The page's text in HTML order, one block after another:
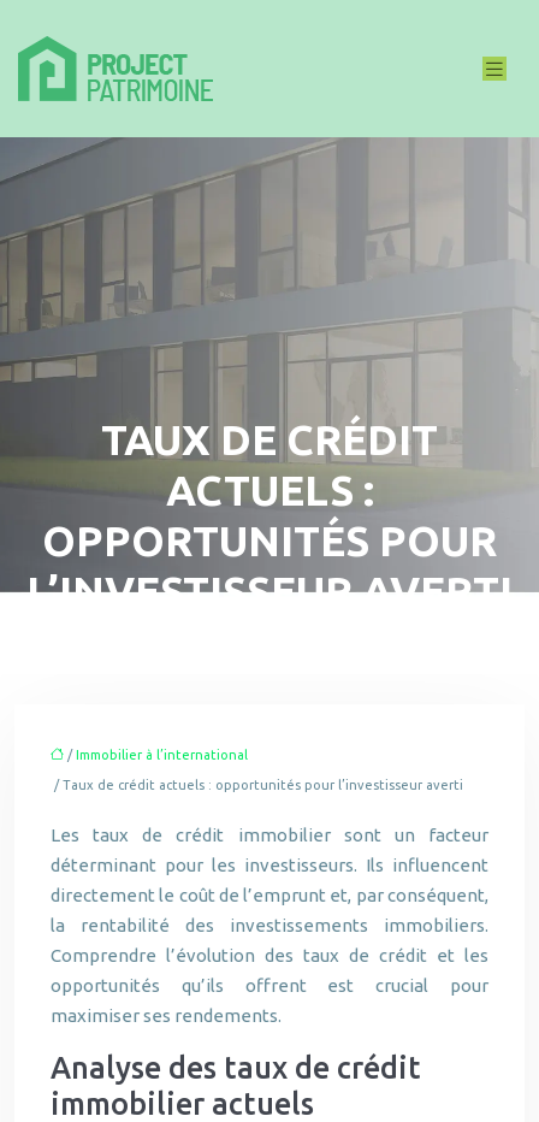
TAUX DE CRÉDIT
ACTUELS :
OPPORTUNITÉS POUR
L’INVESTISSEUR AVERTI
/Immobilier à l’international
/ Taux de crédit actuels : opportunités pour l’investisseur averti
Les taux de crédit immobilier sont un facteur
déterminant pour les investisseurs. Ils influencent
directement le coût de l’emprunt et, par conséquent,
la rentabilité des investissements immobiliers.
Comprendre l’évolution des taux de crédit et les
opportunités qu’ils offrent est crucial pour
maximiser ses rendements.
Analyse des taux de crédit
immobilier actuels